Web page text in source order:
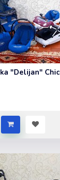
"Delijan"